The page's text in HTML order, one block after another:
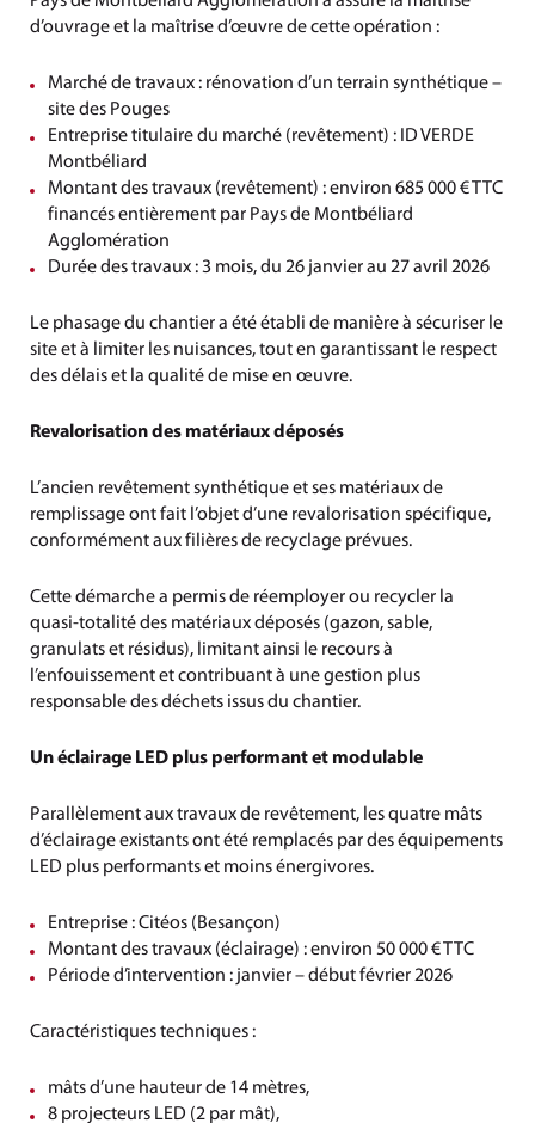
d’ouvrage et la maîtrise d’œuvre de cette opération :
Marché de travaux : rénovation d’un terrain synthétique –
site des Pouges
Entreprise titulaire du marché (revêtement) : ID VERDE
Montbéliard
Montant des travaux (revêtement) : environ 685 000 € TTC
financés entièrement par Pays de Montbéliard
Agglomération
Durée des travaux : 3 mois, du 26 janvier au 27 avril 2026
Le phasage du chantier a été établi de manière à sécuriser le
site et à limiter les nuisances, tout en garantissant le respect
des délais et la qualité de mise en œuvre.
Revalorisation des matériaux déposés
L’ancien revêtement synthétique et ses matériaux de
remplissage ont fait l’objet d’une revalorisation spécifique,
conformément aux filières de recyclage prévues.
Cette démarche a permis de réemployer ou recycler la
quasi-totalité des matériaux déposés (gazon, sable,
granulats et résidus), limitant ainsi le recours à
l’enfouissement et contribuant à une gestion plus
responsable des déchets issus du chantier.
Un éclairage LED plus performant et modulable
Parallèlement aux travaux de revêtement, les quatre mâts
d’éclairage existants ont été remplacés par des équipements
LED plus performants et moins énergivores.
Entreprise : Citéos (Besançon)
Montant des travaux (éclairage) : environ 50 000 € TTC
Période d’intervention : janvier – début février 2026
Caractéristiques techniques :
mâts d’une hauteur de 14 mètres,
8 projecteurs LED (2 par mât),